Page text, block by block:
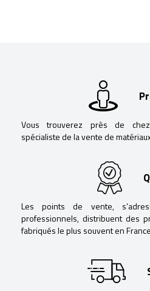
Vous trouverez près de
spécialiste de la vente de
Les points de vente,
professionnels, distribuent des
fabriqués le plus souvent en